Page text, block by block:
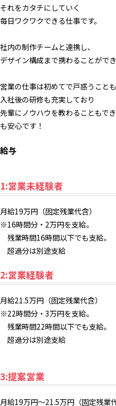
それをカタチにしていく
毎日ワクワクできる仕事です。
社内の制作チームと連携し、
デザイン構成まで携わることができ
営業の仕事は初めてで戸惑うこと
入社後の研修も充実しており
先輩にノウハウを教わることもで
も安心です！
給与
1:営業未経験者
月給19万円（固定残業代含）
※16時間分・2万円を支給。
残業時間16時間以下でも支給。
超過分は別途支給
2:営業経験者
月給21.5万円（固定残業代含）
※22時間分・3万円を支給。
残業時間22時間以下でも支給。
超過分は別途支給
3:提案営業
月給19万円～21.5万円（固定残業代